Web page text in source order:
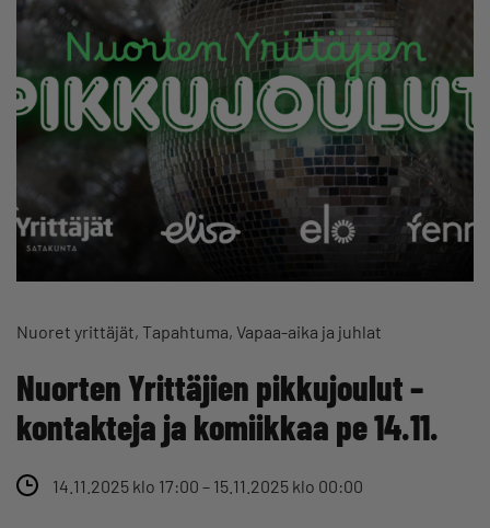
Nuoret yrittäjät Tapahtuma Vapaa-aika ja juhlat
Nuorten Yrittäjien pikkujoulut –
kontakteja ja komiikkaa pe 14.11.
14.11.2025 klo 17:00 – 15.11.2025 klo 00:00